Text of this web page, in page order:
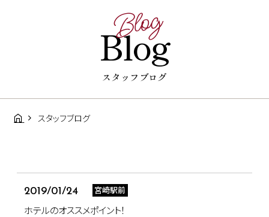
Blog
Blog
スタッフブログ
スタッフブログ
2019/01/24 宮崎駅前
ホテルのオススメポイント！